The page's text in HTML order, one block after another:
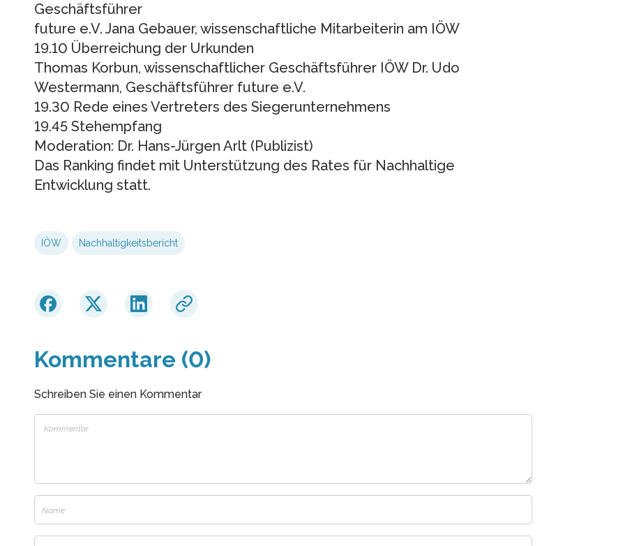
Geschäftsführer
future e.V. Jana Gebauer, wissenschaftliche Mitarbeiterin am IÖW
19.10 Überreichung der Urkunden
Thomas Korbun, wissenschaftlicher Geschäftsführer IÖW Dr. Udo
Westermann, Geschäftsführer future e.V.
19.30 Rede eines Vertreters des Siegerunternehmens
19.45 Stehempfang
Moderation: Dr. Hans-Jürgen Arlt (Publizist)
Das Ranking findet mit Unterstützung des Rates für Nachhaltige
Entwicklung statt.
IÖW Nachhaltigkeitsbericht
Kommentare (0)
Schreiben Sie einen Kommentar